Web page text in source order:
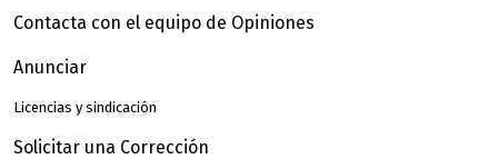
Contacta con el equipo de Opiniones
Anunciar
Licencias y sindicación
Solicitar una Corrección